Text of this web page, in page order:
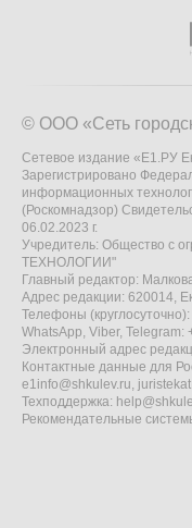
© ООО «Сеть
Сетевое издание «Е1.РУ
Зарегистрировано
информационных
(Роскомнадзор)
06.02.2023 г.
Учредитель: Общество с
ТЕХНОЛОГИИ"
Главный редактор:
Адрес редакции: 620014,
Телефоны
WhatsApp, Viber, Telegram:
Электронный адрес
Контактные данные для
e1info@shkulev.ru,
Техподдержка:
Рекомендательные